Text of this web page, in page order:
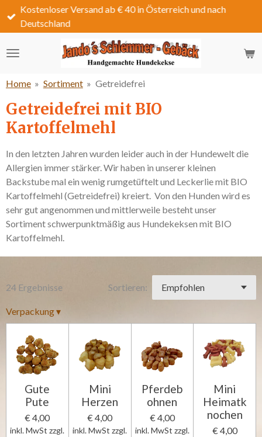
Zum
Hauptinhalt
Kostenloser Versand ab € 40 in Österreich und nach
Deutschland
Home » Sortiment » Getreidefrei
Getreidefrei mit BIO
Kartoffelmehl
In den letzten Jahren wurden leider auch in der Hundewelt die
Allergien immer stärker. Wir haben in unserer kleinen
Backstube mal ein wenig rumgetüftelt und Leckerlie mit BIO
Kartoffelmehl (Getreidefrei) kreiert. Von den Hunden wird es
sehr gut angenommen und mittlerweile besteht unser
Sortiment schwerpunktmäßig aus Hundekeksen mit BIO
Kartoffelmehl.
24 Ergebnisse Sortieren:
Verpackung▾
Gute
Pute
€ 4,00
inkl. MwSt zzgl.
Mini
Herzen
€ 4,00
inkl. MwSt zzgl.
Pferdeb
ohnen
€ 4,00
inkl. MwSt zzgl.
Mini
Heimatk
nochen
€ 4,00